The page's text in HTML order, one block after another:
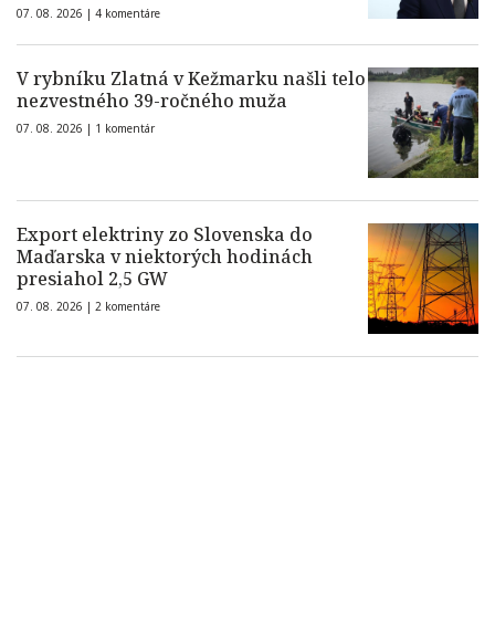
07. 08. 2026 | 4 komentáre
V rybníku Zlatná v Kežmarku našli telo
nezvestného 39-ročného muža
07. 08. 2026 | 1 komentár
Export elektriny zo Slovenska do
Maďarska v niektorých hodinách
presiahol 2,5 GW
07. 08. 2026 | 2 komentáre